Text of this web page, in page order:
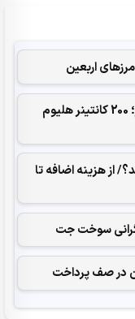
اربعین
هوش مصنوعی در گرو عبور از تنگه هرمز؛ 200 کانتینر هلیوم
از هزینه اضافه تا
گرانی سوخت جت